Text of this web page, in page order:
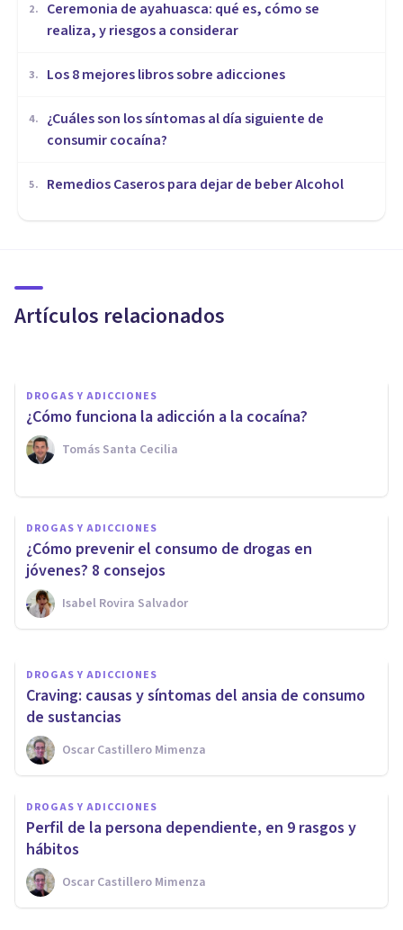
2.
Ceremonia de ayahuasca: qué es, cómo se
realiza, y riesgos a considerar
3. Los 8 mejores libros sobre adicciones
4.
¿Cuáles son los síntomas al día siguiente de
consumir cocaína?
5. Remedios Caseros para dejar de beber Alcohol
Artículos relacionados
¿La droga mata realmente?
DROGAS Y ADICCIONES
¿Cómo funciona la adicción a la cocaína?
Tomás Santa Cecilia
DROGAS Y ADICCIONES
¿Cómo prevenir el consumo de drogas en
jóvenes? 8 consejos
Isabel Rovira Salvador
Cómo dejar de fumar, en 13
claves psicológicas
Oscar Castillero Mimenza
DROGAS Y ADICCIONES
Craving: causas y síntomas del ansia de consumo
de sustancias
Oscar Castillero Mimenza
DROGAS Y ADICCIONES
Perfil de la persona dependiente, en 9 rasgos y
hábitos
Oscar Castillero Mimenza